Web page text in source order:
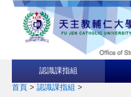
認識課指組
首頁 > 認識課指組 >